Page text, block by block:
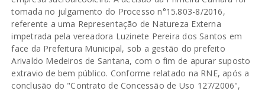
tomada no julgamento do Processo n°15.803-8/2016,
referente a uma Representação de Natureza Externa
impetrada pela vereadora Luzinete Pereira dos Santos em
face da Prefeitura Municipal, sob a gestão do prefeito
Arivaldo Medeiros de Santana, com o fim de apurar suposto
extravio de bem público. Conforme relatado na RNE, após a
conclusão do "Contrato de Concessão de Uso 127/2006",